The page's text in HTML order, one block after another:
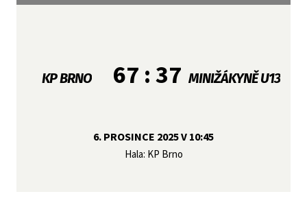
KP BRNO 67 : 37 MINIŽÁKYNĚ U13
6. PROSINCE 2025 V 10:45
Hala: KP Brno